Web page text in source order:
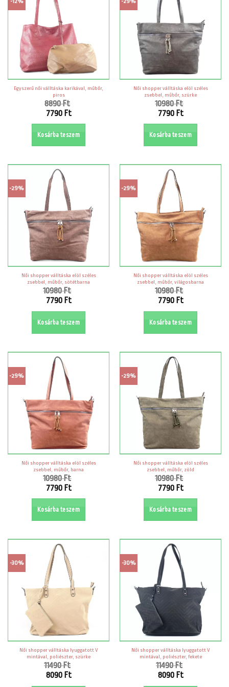
Egyszerű női válltáska karikával, műbőr,
piros
8890Ft
Original
8890 Ft.
7790 Ft
Current
price
is:
7790 Ft.
Kosárba teszem
Női shopper válltáska elöl széles
zsebbel, műbőr, szürke
10980Ft
Original
10980 Ft.
7790 Ft
Current
price
is:
7790 Ft.
Kosárba teszem
-29%
Női shopper válltáska elöl széles
zsebbel, műbőr, sötétbarna
10980Ft
Original
10980 Ft.
7790 Ft
Current
price
is:
7790 Ft.
Kosárba teszem
-29%
Női shopper válltáska elöl széles
zsebbel, műbőr, világosbarna
10980Ft
Original
10980 Ft.
7790 Ft
Current
price
is:
7790 Ft.
Kosárba teszem
-29%
Női shopper válltáska elöl széles
zsebbel, műbőr, barna
10980Ft
Original
10980 Ft.
7790 Ft
Current
price
is:
7790 Ft.
Kosárba teszem
-29%
Női shopper válltáska elöl széles
zsebbel, műbőr, zöld
10980Ft
Original
10980 Ft.
7790 Ft
Current
price
is:
7790 Ft.
Kosárba teszem
-30%
Női shopper válltáska lyuggatott V
mintával, poliészter, szürke
11490Ft
Original
8090 Ft
Current
-30%
Női shopper válltáska lyuggatott V
mintával, poliészter, fekete
11490Ft
Original
8090 Ft
Current